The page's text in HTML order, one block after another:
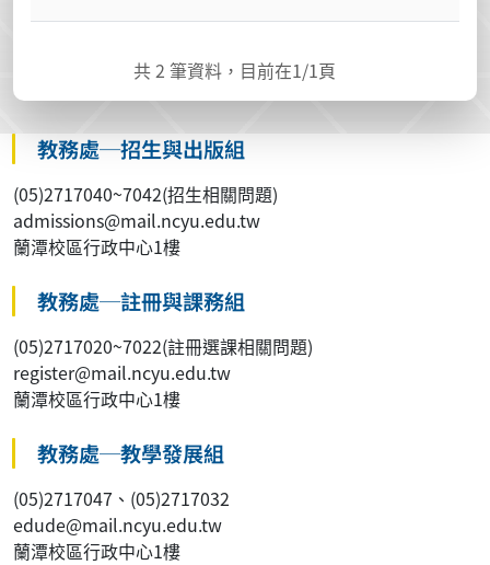
共2 筆資料，目前在1/1頁
教務處─招生與出版組
(05)2717040~7042(招生相關問題)
admissions@mail.ncyu.edu.tw
蘭潭校區行政中心1樓
教務處─註冊與課務組
(05)2717020~7022(註冊選課相關問題)
register@mail.ncyu.edu.tw
蘭潭校區行政中心1樓
教務處─教學發展組
(05)2717047、(05)2717032
edude@mail.ncyu.edu.tw
蘭潭校區行政中心1樓